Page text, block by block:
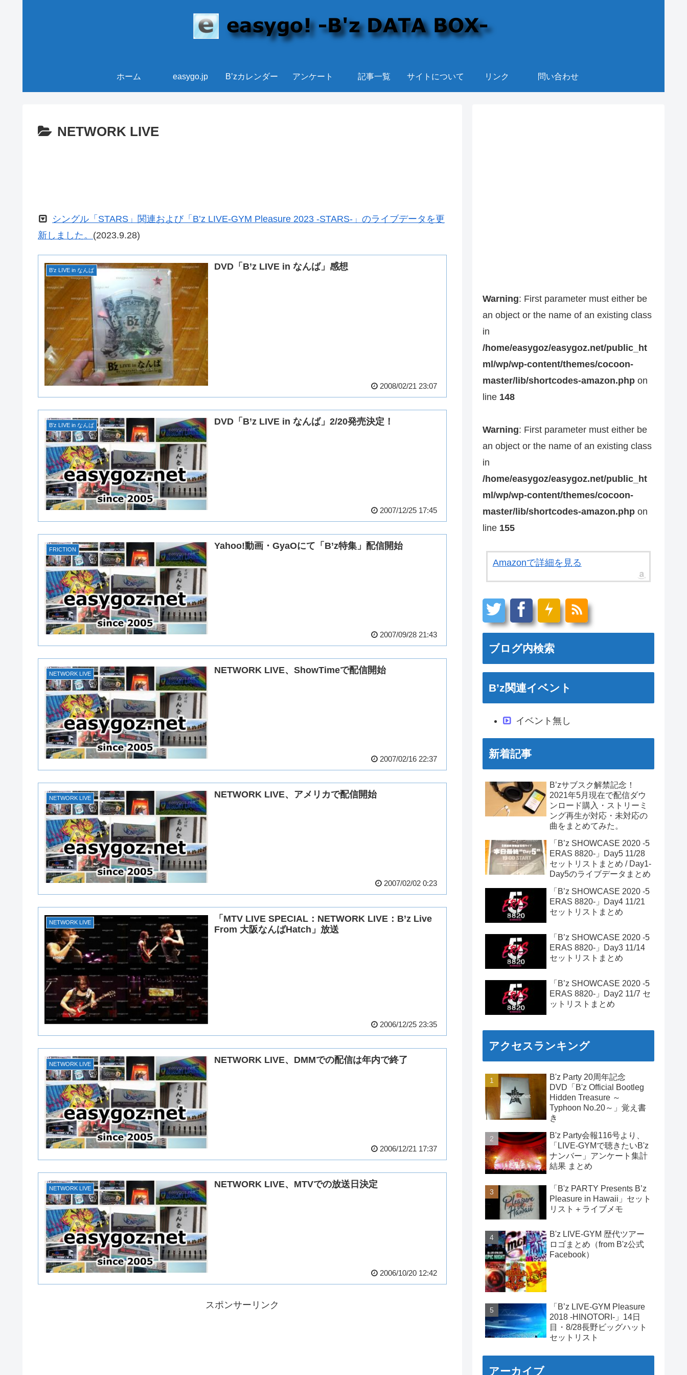
ホーム easygo.jp B’zカレンダー アンケート 記事一覧 サイトについて リンク 問い合わせ
NETWORK LIVE
シングル「STARS」関連および「B’z LIVE-GYM Pleasure 2023 -STARS-」のライブデータを更
新しました。 (2023.9.28)
B'z LIVE in なんば DVD「B’z LIVE in なんば」感想
2008/02/21 23:07
B'z LIVE in なんば DVD「B’z LIVE in なんば」2/20発売決定！
2007/12/25 17:45
FRICTION Yahoo!動画・GyaOにて「B’z特集」配信開始
2007/09/28 21:43
NETWORK LIVE NETWORK LIVE、ShowTimeで配信開始
2007/02/16 22:37
NETWORK LIVE NETWORK LIVE、アメリカで配信開始
2007/02/02 0:23
NETWORK LIVE
「MTV LIVE SPECIAL：NETWORK LIVE：B’z Live
From 大阪なんばHatch」放送
2006/12/25 23:35
NETWORK LIVE NETWORK LIVE、DMMでの配信は年内で終了
2006/12/21 17:37
NETWORK LIVE NETWORK LIVE、MTVでの放送日決定
2006/10/20 12:42
スポンサーリンク
Warning: First parameter must either be
an object or the name of an existing class
in
/home/easygoz/easygoz.net/public_ht
ml/wp/wp-content/themes/cocoon-
master/lib/shortcodes-amazon.php on
line 148
Warning: First parameter must either be
an object or the name of an existing class
in
/home/easygoz/easygoz.net/public_ht
ml/wp/wp-content/themes/cocoon-
master/lib/shortcodes-amazon.php on
line 155
Amazonで詳細を見る
ブログ内検索
B’z関連イベント
イベント無し
新着記事
B’zサブスク解禁記念！
2021年5月現在で配信ダウ
ンロード購入・ストリーミ
ング再生が対応・未対応の
曲をまとめてみた。
「B’z SHOWCASE 2020 -5
ERAS 8820-」Day5 11/28
セットリストまとめ / Day1-
Day5のライブデータまとめ
「B’z SHOWCASE 2020 -5
ERAS 8820-」Day4 11/21
セットリストまとめ
「B’z SHOWCASE 2020 -5
ERAS 8820-」Day3 11/14
セットリストまとめ
「B’z SHOWCASE 2020 -5
ERAS 8820-」Day2 11/7 セ
ットリストまとめ
アクセスランキング
B'z Party 20周年記念
DVD「B'z Official Bootleg
Hidden Treasure ～
Typhoon No.20～」覚え書
き
B'z Party会報116号より、
「LIVE-GYMで聴きたいB'z
ナンバー」アンケート集計
結果 まとめ
「B'z PARTY Presents B’z
Pleasure in Hawaii」セット
リスト＋ライブメモ
B'z LIVE-GYM 歴代ツアー
ロゴまとめ（from B'z公式
Facebook）
「B’z LIVE-GYM Pleasure
2018 -HINOTORI-」14日
目・8/28長野ビッグハット
セットリスト
アーカイブ